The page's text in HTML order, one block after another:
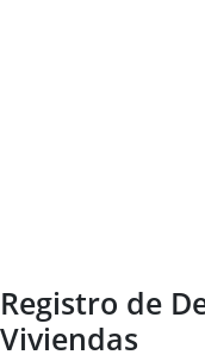
Registro de
Viviendas